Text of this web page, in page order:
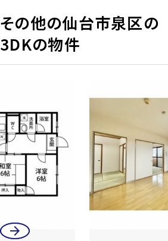
その他の仙台市泉区の
3DKの物件
arrow_back
arrow_forward